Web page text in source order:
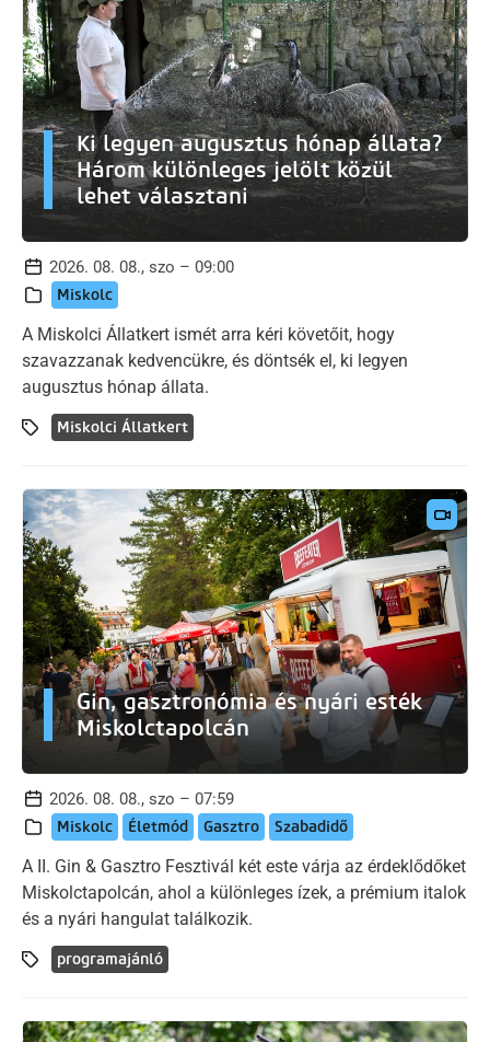
Ki legyen augusztus hónap állata?
Három különleges jelölt közül
lehet választani
2026. 08. 08., szo – 09:00
Miskolc
A Miskolci Állatkert ismét arra kéri követőit, hogy
szavazzanak kedvencükre, és döntsék el, ki legyen
augusztus hónap állata.
Miskolci Állatkert
Gin, gasztronómia és nyári esték
Miskolctapolcán
2026. 08. 08., szo – 07:59
Miskolc Életmód Gasztro Szabadidő
A II. Gin & Gasztro Fesztivál két este várja az érdeklődőket
Miskolctapolcán, ahol a különleges ízek, a prémium italok
és a nyári hangulat találkozik.
programajánló